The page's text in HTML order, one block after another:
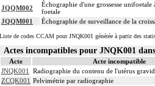
JQQM002
Échographie d'une grossesse
foetale
JQQM001
Échographie de surveillance de la
Liste de codes CCAM pour JNQK001 générée à partir des
Actes incompatibles pour JNQK001
Acte
Acte incompatible
JNQK001 Radiographie du contenu de l'utérus
ZCQK001 Pelvimétrie par radiographie